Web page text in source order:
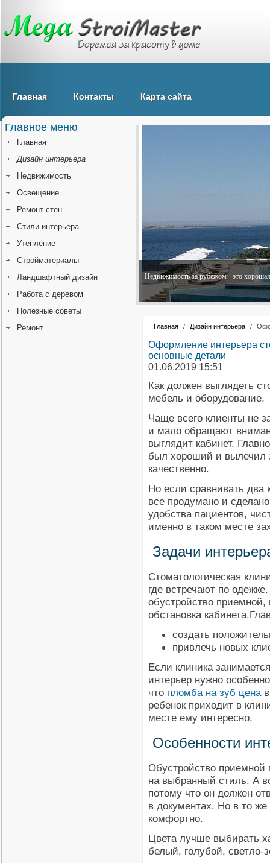
Главная Контакты Карта сайта
Недвижимость за рубежом - это
Главная / Дизайн интерьера /
Оформление интерьера
основные детали
01.06.2019 15:51
Как должен выглядеть
мебель и оборудование.
Чаще всего клиенты не
и мало обращают
выглядит кабинет.
был хороший и вылечил
качественно.
Но если сравнивать два
все продумано и
удобства пациентов,
именно в таком месте
Задачи
Стоматологическая
где встречают по
обустройство приемной,
обстановка
создать
привлечь новых
Если клиника
интерьер нужно
что пломба на зуб цена
ребенок приходит в
месте ему интересно.
Особенности
Обустройство приемной
на выбранный стиль. А
потому что он должен
в документах. Но в то
комфортно.
Цвета лучше выбирать
белый, голубой,
Главное меню
Главная
Дизайн интерьера
Недвижимость
Освещение
Ремонт стен
Стили интерьера
Утепление
Стройматериалы
Ландшафтный дизайн
Работа с деревом
Полезные советы
Ремонт